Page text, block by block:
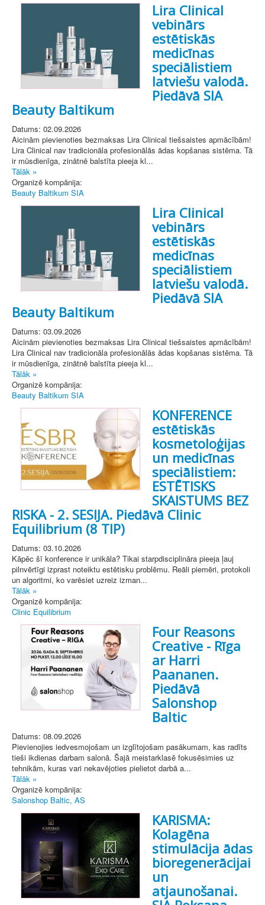
Lira Clinical
vebinārs
estētiskās
medicīnas
speciālistiem
latviešu valodā.
Piedāvā SIA
Beauty Baltikum
Datums: 02.09.2026
Aicinām pievienoties bezmaksas Lira Clinical tiešsaistes apmācībām!
Lira Clinical nav tradicionāla profesionālās ādas kopšanas sistēma. Tā
ir mūsdienīga, zinātnē balstīta pieeja kl...
Tālāk »
Organizē kompānija:
Beauty Baltikum SIA
Lira Clinical
vebinārs
estētiskās
medicīnas
speciālistiem
latviešu valodā.
Piedāvā SIA
Beauty Baltikum
Datums: 03.09.2026
Aicinām pievienoties bezmaksas Lira Clinical tiešsaistes apmācībām!
Lira Clinical nav tradicionāla profesionālās ādas kopšanas sistēma. Tā
ir mūsdienīga, zinātnē balstīta pieeja kl...
Tālāk »
Organizē kompānija:
Beauty Baltikum SIA
KONFERENCE
estētiskās
kosmetoloģijas
un medicīnas
speciālistiem:
ESTĒTISKS
SKAISTUMS BEZ
RISKA - 2. SESIJA. Piedāvā Clinic
Equilibrium (8 TIP)
Datums: 03.10.2026
Kāpēc šī konference ir unikāla? Tikai starpdisciplināra pieeja ļauj
pilnvērtīgi izprast noteiktu estētisku problēmu. Reāli piemēri, protokoli
un algoritmi, ko varēsiet uzreiz izman...
Tālāk »
Organizē kompānija:
Clinic Equilibrium
Four Reasons
Creative - Rīga
ar Harri
Paananen.
Piedāvā
Salonshop
Baltic
Datums: 08.09.2026
Pievienojies iedvesmojošam un izglītojošam pasākumam, kas radīts
tieši ikdienas darbam salonā. Šajā meistarklasē fokusēsimies uz
tehnikām, kuras vari nekavējoties pielietot darbā a...
Tālāk »
Organizē kompānija:
Salonshop Baltic, AS
KARISMA:
Kolagēna
stimulācija ādas
bioregenerācijai
un
atjaunošanai.